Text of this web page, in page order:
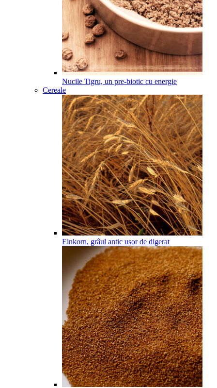
Nucile Tigru, un pre-biotic cu energie
Cereale
Einkorn, grâul antic ușor de digerat